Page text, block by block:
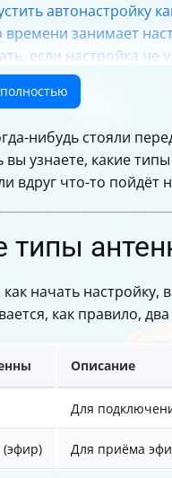
автонастройку
времени занимает
если настройка не
за помощью
таблица шагов
нибудь стояли
вы узнаете, какие
вдруг что-то
типы
начать
как правило,
Описание
Для
Для приёма